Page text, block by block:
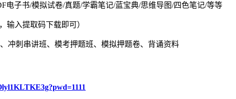
电子书/模拟试卷/真题/学霸笔记/蓝宝典/思维导图/四色笔记/等等
输入提取码下载即可）
冲刺串讲班、模考押题班、模拟押题卷、背诵资料